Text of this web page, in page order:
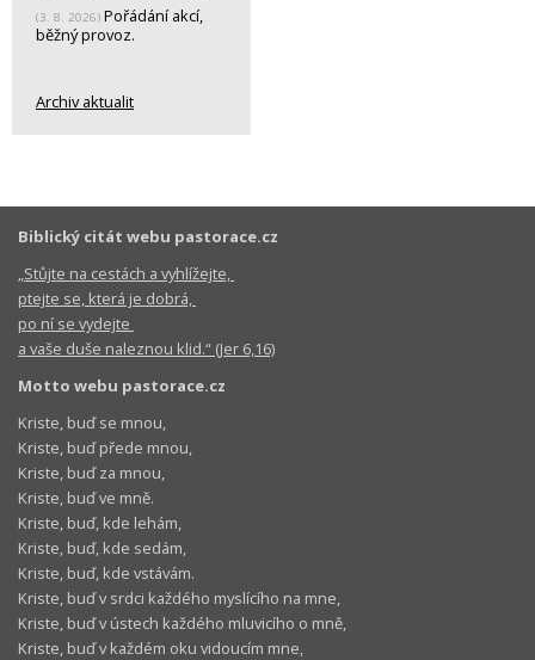
(3. 8. 2026) Pořádání akcí,
běžný provoz.
Archiv aktualit
Biblický citát webu pastorace.cz
„Stůjte na cestách a vyhlížejte,
ptejte se, která je dobrá,
po ní se vydejte
a vaše duše naleznou klid.“ (Jer 6,16)
Motto webu pastorace.cz
Kriste, buď se mnou,
Kriste, buď přede mnou,
Kriste, buď za mnou,
Kriste, buď ve mně.
Kriste, buď, kde lehám,
Kriste, buď, kde sedám,
Kriste, buď, kde vstávám.
Kriste, buď v srdci každého myslícího na mne,
Kriste, buď v ústech každého mluvicího o mně,
Kriste, buď v každém oku vidoucím mne,